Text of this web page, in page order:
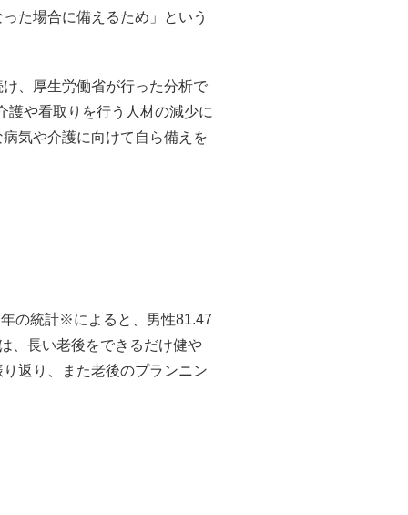
た場合に備えるため」という
、厚生労働省が行った分析で
護や看取りを行う人材の減少に
気や介護に向けて自ら備えを
の統計※によると、男性81.47
、長い老後をできるだけ健や
返り、また老後のプランニン